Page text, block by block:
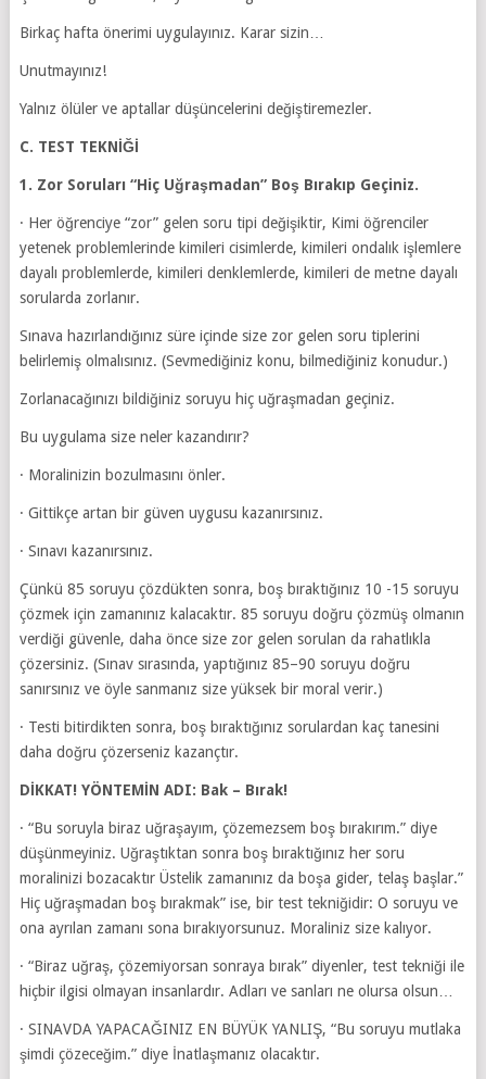
Birkaç hafta önerimi uygulayınız. Karar sizin…
Unutmayınız!
Yalnız ölüler ve aptallar düşüncelerini değiştiremezler.
C. TEST TEKNİĞİ
1. Zor Soruları “Hiç Uğraşmadan” Boş Bırakıp Geçiniz.
· Her öğrenciye “zor” gelen soru tipi değişiktir, Kimi öğrenciler
yetenek problemlerinde kimileri cisimlerde, kimileri ondalık işlemlere
dayalı problemlerde, kimileri denklemlerde, kimileri de metne dayalı
sorularda zorlanır.
Sınava hazırlandığınız süre içinde size zor gelen soru tiplerini
belirlemiş olmalısınız. (Sevmediğiniz konu, bilmediğiniz konudur.)
Zorlanacağınızı bildiğiniz soruyu hiç uğraşmadan geçiniz.
Bu uygulama size neler kazandırır?
· Moralinizin bozulmasını önler.
· Gittikçe artan bir güven uygusu kazanırsınız.
· Sınavı kazanırsınız.
Çünkü 85 soruyu çözdükten sonra, boş bıraktığınız 10 -15 soruyu
çözmek için zamanınız kalacaktır. 85 soruyu doğru çözmüş olmanın
verdiği güvenle, daha önce size zor gelen sorulan da rahatlıkla
çözersiniz. (Sınav sırasında, yaptığınız 85–90 soruyu doğru
sanırsınız ve öyle sanmanız size yüksek bir moral verir.)
· Testi bitirdikten sonra, boş bıraktığınız sorulardan kaç tanesini
daha doğru çözerseniz kazançtır.
DİKKAT! YÖNTEMİN ADI: Bak – Bırak!
· “Bu soruyla biraz uğraşayım, çözemezsem boş bırakırım.” diye
düşünmeyiniz. Uğraştıktan sonra boş bıraktığınız her soru
moralinizi bozacaktır Üstelik zamanınız da boşa gider, telaş başlar.”
Hiç uğraşmadan boş bırakmak” ise, bir test tekniğidir: O soruyu ve
ona ayrılan zamanı sona bırakıyorsunuz. Moraliniz size kalıyor.
· “Biraz uğraş, çözemiyorsan sonraya bırak” diyenler, test tekniği ile
hiçbir ilgisi olmayan insanlardır. Adları ve sanları ne olursa olsun…
· SINAVDA YAPACAĞINIZ EN BÜYÜK YANLIŞ, “Bu soruyu mutlaka
şimdi çözeceğim.” diye İnatlaşmanız olacaktır.